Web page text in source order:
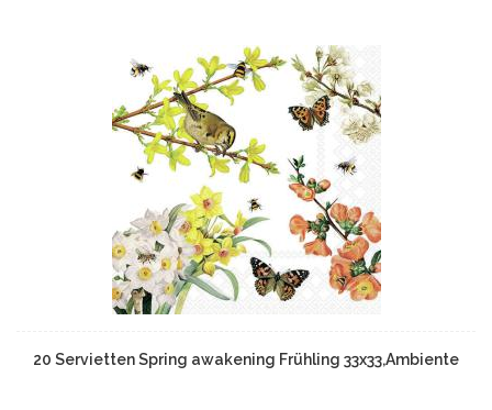
20 Servietten Spring awakening Frühling 33x33,Ambiente